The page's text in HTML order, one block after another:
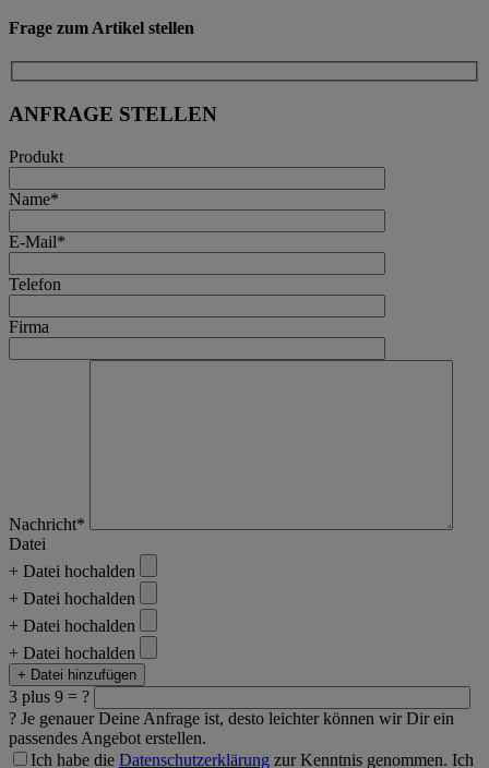
Frage zum Artikel stellen
ANFRAGE STELLEN
Produkt
Name*
E-Mail*
Telefon
Firma
Nachricht*
Datei
+ Datei hochalden
+ Datei hochalden
+ Datei hochalden
+ Datei hochalden
+ Datei hinzufügen
3 plus 9 = ?
? Je genauer Deine Anfrage ist, desto leichter können wir Dir ein
passendes Angebot erstellen.
Ich habe die Datenschutzerklärung zur Kenntnis genommen. Ich